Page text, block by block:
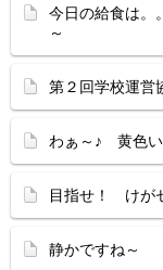
今日の給食は
～
第２回学校運営
わぁ～♪ 黄色い
目指せ！ け
静かですね～